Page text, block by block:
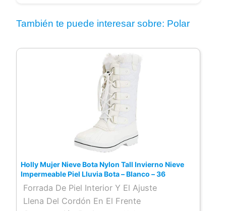
También te puede interesar sobre: Polar
Holly Mujer Nieve Bota Nylon Tall Invierno Nieve
Impermeable Piel Lluvia Bota – Blanco – 36
Forrada De Piel Interior Y El Ajuste
Llena Del Cordón En El Frente